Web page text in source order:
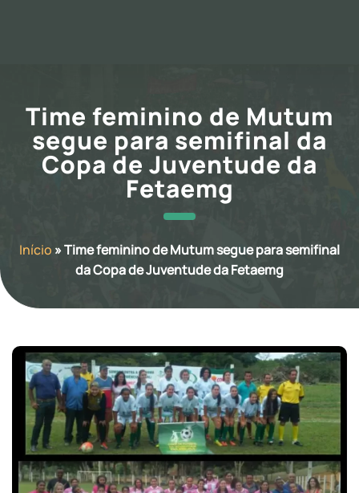
Time feminino de Mutum
segue para semifinal da
Copa de Juventude da
Fetaemg
Início »Time feminino de Mutum segue para semifinal
da Copa de Juventude da Fetaemg